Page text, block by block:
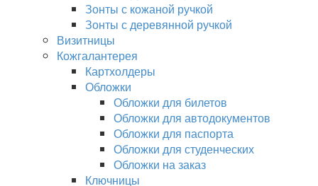
Зонты с кожаной ручкой
Зонты с деревянной ручкой
Визитницы
Кожгалантерея
Картхолдеры
Обложки
Обложки для билетов
Обложки для автодокументов
Обложки для паспорта
Обложки для студенческих
Обложки на заказ
Ключницы